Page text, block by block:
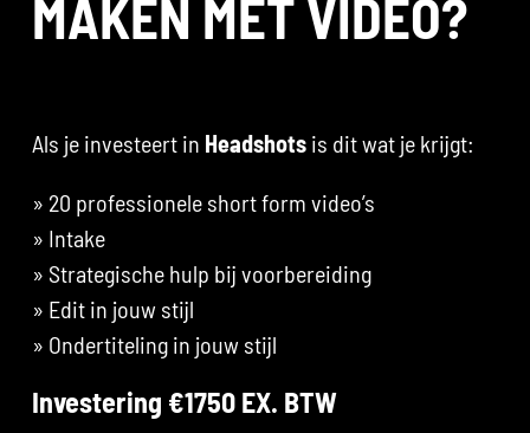
MAKEN MET VIDEO?
Als je investeert in Headshots is dit wat je krijgt:
» 20 professionele short form video’s
» Intake
» Strategische hulp bij voorbereiding
» Edit in jouw stijl
» Ondertiteling in jouw stijl
Investering €1750 EX. BTW